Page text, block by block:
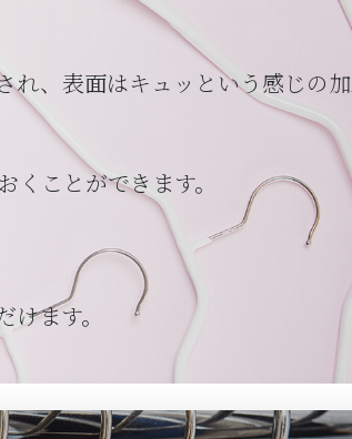
れ、表面はキュッという感じの
ことができます。
ます。